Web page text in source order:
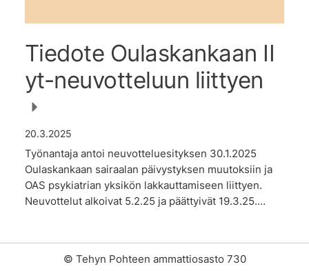
Tiedote Oulaskankaan II
yt-neuvotteluun liittyen
20.3.2025
Työnantaja antoi neuvotteluesityksen 30.1.2025
Oulaskankaan sairaalan päivystyksen muutoksiin ja
OAS psykiatrian yksikön lakkauttamiseen liittyen.
Neuvottelut alkoivat 5.2.25 ja päättyivät 19.3.25.…
© Tehyn Pohteen ammattiosasto 730